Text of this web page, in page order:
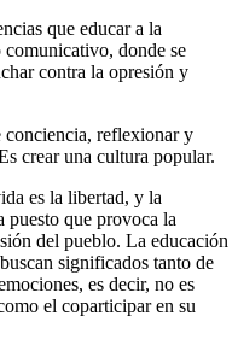
que educar a la
comunicativo, donde se
contra la opresión y
conciencia, reflexionar y
crear una cultura popular.
es la libertad, y la
puesto que provoca la
del pueblo. La educación
significados tanto de
es decir, no es
el coparticipar en su